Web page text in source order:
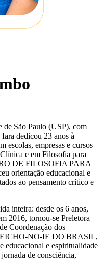
de São Paulo (USP), com
dedicou 23 anos à
escolas, empresas e cursos
e em Filosofia para
DE FILOSOFIA PARA
orientação educacional e
ao pensamento crítico e
inteira: desde os 6 anos,
2016, tornou-se Preletora
Coordenação dos
NO-IE DO BRASIL,
educacional e espiritualidade
de consciência,